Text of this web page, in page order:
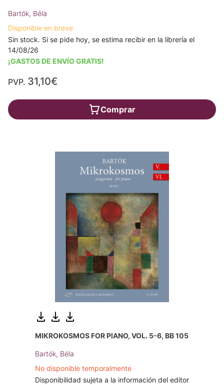
Bartók, Béla
Disponible en breve
Sin stock. Si se pide hoy, se estima recibir en la librería el
14/08/26
¡GASTOS DE ENVÍO GRATIS!
PVP. 31,10€
Comprar
MIKROKOSMOS FOR PIANO, VOL. 5-6, BB 105
Bartók, Béla
No disponible temporalmente
Disponibilidad sujeta a la información del editor